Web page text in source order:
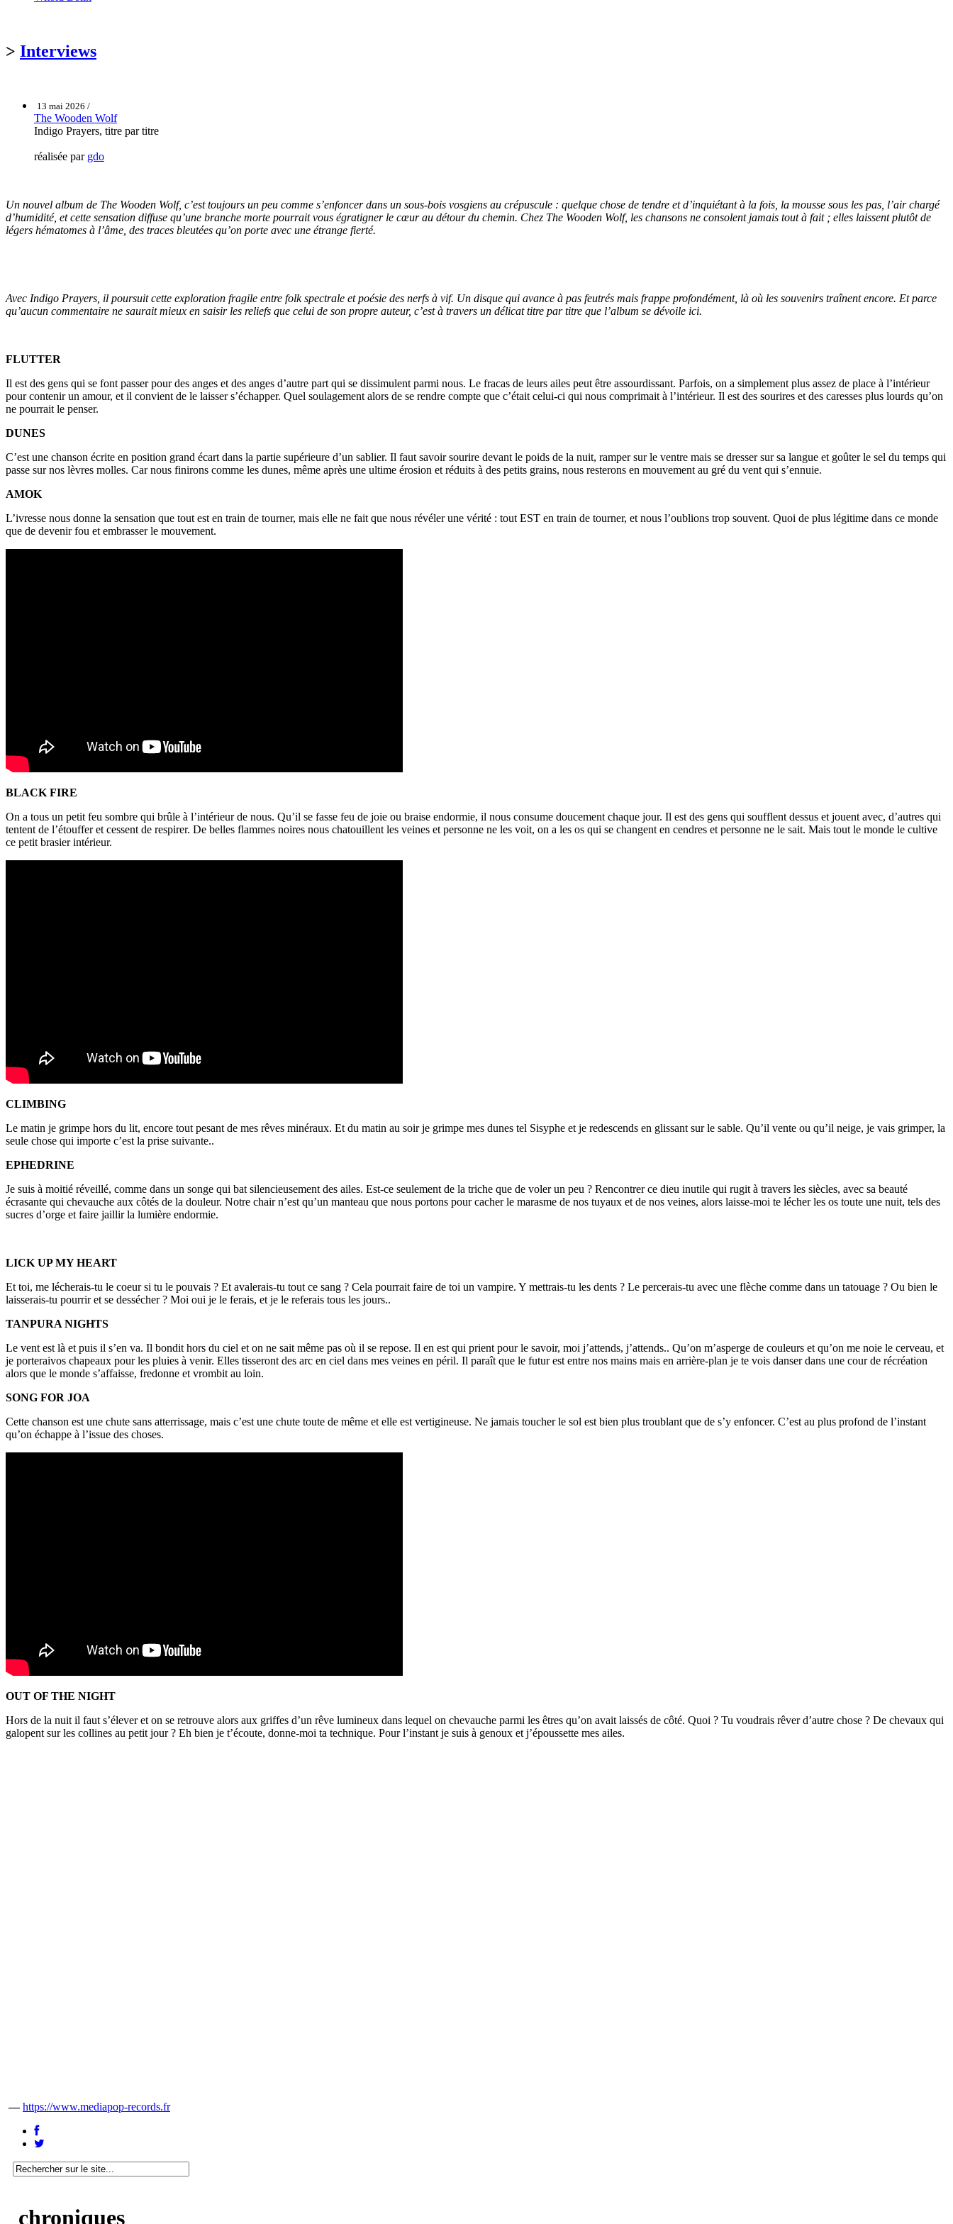
> Interviews
13 mai 2026 /
The Wooden Wolf
Indigo Prayers, titre par titre
réalisée par gdo
Un nouvel album de The Wooden Wolf, c’est toujours un peu comme s’enfoncer dans un sous-bois vosgiens au crépuscule : quelque chose de tendre et d’inquiétant à la fois, la mousse sous les pas, l’air chargé
d’humidité, et cette sensation diffuse qu’une branche morte pourrait vous égratigner le cœur au détour du chemin. Chez The Wooden Wolf, les chansons ne consolent jamais tout à fait ; elles laissent plutôt de
légers hématomes à l’âme, des traces bleutées qu’on porte avec une étrange fierté.
Avec Indigo Prayers, il poursuit cette exploration fragile entre folk spectrale et poésie des nerfs à vif. Un disque qui avance à pas feutrés mais frappe profondément, là où les souvenirs traînent encore. Et parce
qu’aucun commentaire ne saurait mieux en saisir les reliefs que celui de son propre auteur, c’est à travers un délicat titre par titre que l’album se dévoile ici.
FLUTTER
Il est des gens qui se font passer pour des anges et des anges d’autre part qui se dissimulent parmi nous. Le fracas de leurs ailes peut être assourdissant. Parfois, on a simplement plus assez de place à l’intérieur
pour contenir un amour, et il convient de le laisser s’échapper. Quel soulagement alors de se rendre compte que c’était celui-ci qui nous comprimait à l’intérieur. Il est des sourires et des caresses plus lourds qu’on
ne pourrait le penser.
DUNES
C’est une chanson écrite en position grand écart dans la partie supérieure d’un sablier. Il faut savoir sourire devant le poids de la nuit, ramper sur le ventre mais se dresser sur sa langue et goûter le sel du temps qui
passe sur nos lèvres molles. Car nous finirons comme les dunes, même après une ultime érosion et réduits à des petits grains, nous resterons en mouvement au gré du vent qui s’ennuie.
AMOK
L’ivresse nous donne la sensation que tout est en train de tourner, mais elle ne fait que nous révéler une vérité : tout EST en train de tourner, et nous l’oublions trop souvent. Quoi de plus légitime dans ce monde
que de devenir fou et embrasser le mouvement.
BLACK FIRE
On a tous un petit feu sombre qui brûle à l’intérieur de nous. Qu’il se fasse feu de joie ou braise endormie, il nous consume doucement chaque jour. Il est des gens qui soufflent dessus et jouent avec, d’autres qui
tentent de l’étouffer et cessent de respirer. De belles flammes noires nous chatouillent les veines et personne ne les voit, on a les os qui se changent en cendres et personne ne le sait. Mais tout le monde le cultive
ce petit brasier intérieur.
CLIMBING
Le matin je grimpe hors du lit, encore tout pesant de mes rêves minéraux. Et du matin au soir je grimpe mes dunes tel Sisyphe et je redescends en glissant sur le sable. Qu’il vente ou qu’il neige, je vais grimper, la
seule chose qui importe c’est la prise suivante..
EPHEDRINE
Je suis à moitié réveillé, comme dans un songe qui bat silencieusement des ailes. Est-ce seulement de la triche que de voler un peu ? Rencontrer ce dieu inutile qui rugit à travers les siècles, avec sa beauté
écrasante qui chevauche aux côtés de la douleur. Notre chair n’est qu’un manteau que nous portons pour cacher le marasme de nos tuyaux et de nos veines, alors laisse-moi te lécher les os toute une nuit, tels des
sucres d’orge et faire jaillir la lumière endormie.
LICK UP MY HEART
Et toi, me lécherais-tu le coeur si tu le pouvais ? Et avalerais-tu tout ce sang ? Cela pourrait faire de toi un vampire. Y mettrais-tu les dents ? Le percerais-tu avec une flèche comme dans un tatouage ? Ou bien le
laisserais-tu pourrir et se dessécher ? Moi oui je le ferais, et je le referais tous les jours..
TANPURA NIGHTS
Le vent est là et puis il s’en va. Il bondit hors du ciel et on ne sait même pas où il se repose. Il en est qui prient pour le savoir, moi j’attends, j’attends.. Qu’on m’asperge de couleurs et qu’on me noie le cerveau, et
je porteraivos chapeaux pour les pluies à venir. Elles tisseront des arc en ciel dans mes veines en péril. Il paraît que le futur est entre nos mains mais en arrière-plan je te vois danser dans une cour de récréation
alors que le monde s’affaisse, fredonne et vrombit au loin.
SONG FOR JOA
Cette chanson est une chute sans atterrissage, mais c’est une chute toute de même et elle est vertigineuse. Ne jamais toucher le sol est bien plus troublant que de s’y enfoncer. C’est au plus profond de l’instant
qu’on échappe à l’issue des choses.
OUT OF THE NIGHT
Hors de la nuit il faut s’élever et on se retrouve alors aux griffes d’un rêve lumineux dans lequel on chevauche parmi les êtres qu’on avait laissés de côté. Quoi ? Tu voudrais rêver d’autre chose ? De chevaux qui
galopent sur les collines au petit jour ? Eh bien je t’écoute, donne-moi ta technique. Pour l’instant je suis à genoux et j’époussette mes ailes.
— https://www.mediapop-records.fr
chroniques